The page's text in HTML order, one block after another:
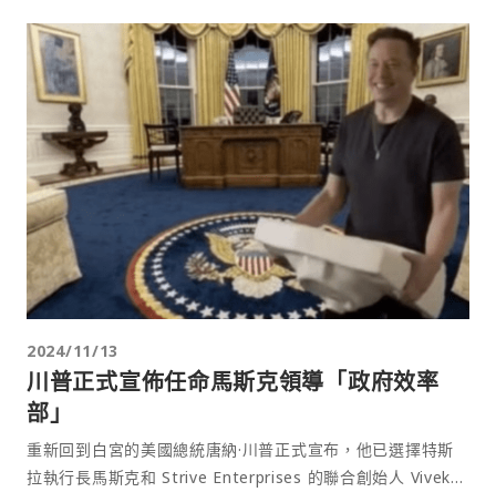
2024/11/13
川普正式宣佈任命馬斯克領導「政府效率
部」
重新回到白宮的美國總統唐納·川普正式宣布，他已選擇特斯
拉執行長馬斯克和 Strive Enterprises 的聯合創始人 Vivek